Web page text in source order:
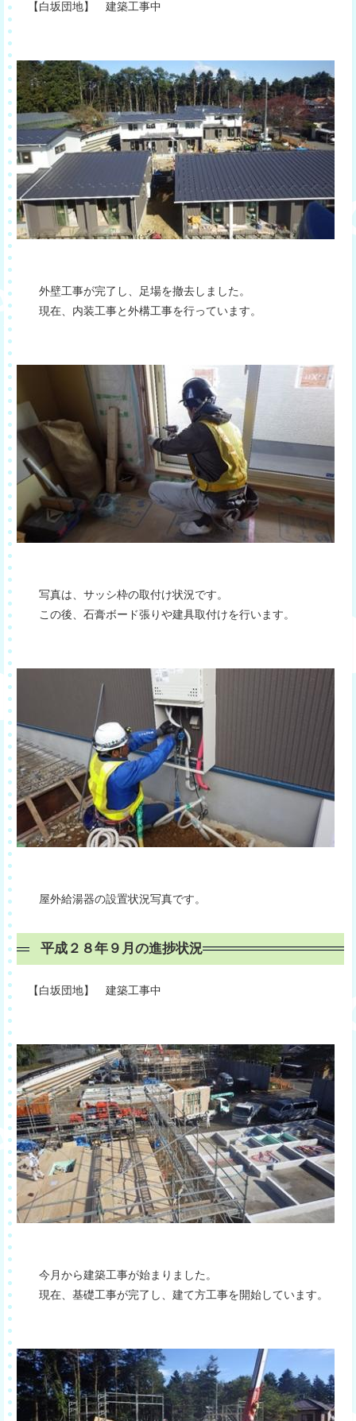
【白坂団地】 建築工事中
外壁工事が完了し、足場を撤去しました。
現在、内装工事と外構工事を行っています。
写真は、サッシ枠の取付け状況です。
この後、石膏ボード張りや建具取付けを行います。
屋外給湯器の設置状況写真です。
平成２８年９月の進捗状況
【白坂団地】 建築工事中
今月から建築工事が始まりました。
現在、基礎工事が完了し、建て方工事を開始しています。